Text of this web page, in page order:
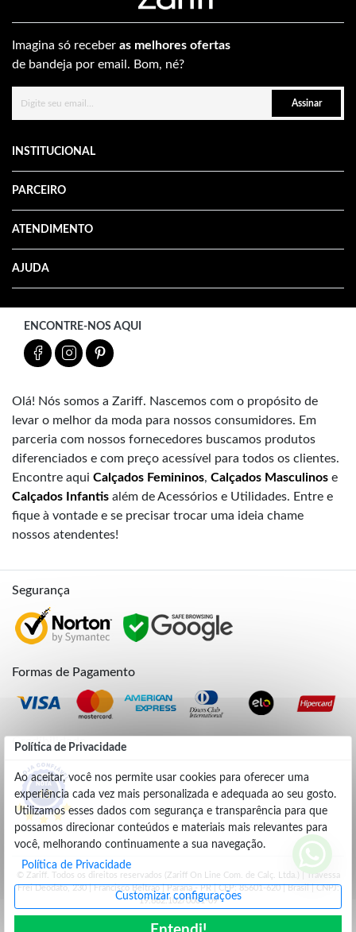
Política de Privacidade
Ao aceitar, você nos permite usar cookies para oferecer uma
experiência cada vez mais personalizada e adequada ao seu gosto.
Utilizamos esses dados com segurança e transparência para que
possamos direcionar conteúdos e materiais mais relevantes para
você, melhorando continuamente a sua navegação.
Política de Privacidade
Customizar configurações
Imagina só receber as melhores ofertas
de bandeja por email. Bom, né?
Assinar
INSTITUCIONAL
PARCEIRO
ATENDIMENTO
AJUDA
ENCONTRE-NOS AQUI
Olá! Nós somos a Zariff. Nascemos com o propósito de
levar o melhor da moda para nossos consumidores. Em
parceria com nossos fornecedores buscamos produtos
diferenciados e com preço acessível para todos os clientes.
Encontre aqui Calçados Femininos, Calçados Masculinos e
Calçados Infantis além de Acessórios e Utilidades. Entre e
fique à vontade e se precisar trocar uma ideia chame
nossos atendentes!
Segurança
Formas de Pagamento
Credibilidade
4.9
© Zariff. Todos os direitos reservados (Zariff On Line Com. de Calç. Ltda.) | Travessa
Frei Deodato, 230 | Francisco Beltrão | Parana - PR | CEP: 85601-620 | Brasil | CNPJ:
19.662.102/0001-09